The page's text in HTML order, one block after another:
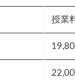
授業